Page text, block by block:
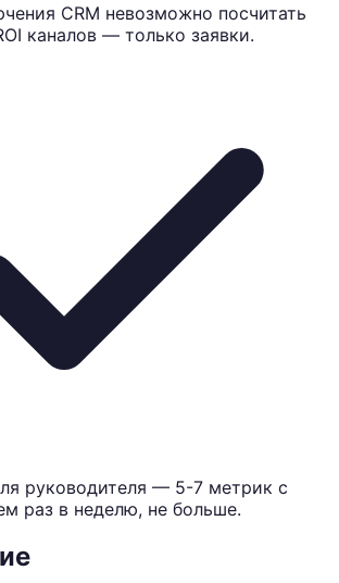
CRM невозможно посчитать
каналов — только заявки.
руководителя — 5-7 метрик с
раз в неделю, не больше.